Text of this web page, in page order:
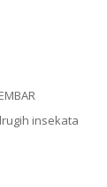
insekata